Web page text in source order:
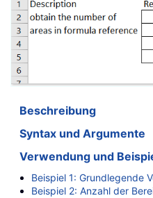
Beschreibung
Syntax und Argumente
Verwendung und
Beispiel 1: Grundlegende
Beispiel 2: Anzahl der